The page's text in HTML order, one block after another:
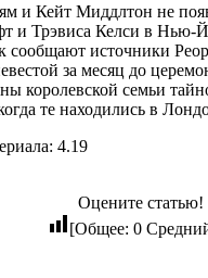
и Кейт Миддлтон не
и Трэвиса Келси в Нью-
сообщают источники
за месяц до
королевской семьи
те находились в
4.19
Оцените статью!
[Общее: 0